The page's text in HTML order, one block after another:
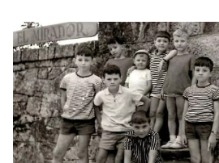
ALIANZA